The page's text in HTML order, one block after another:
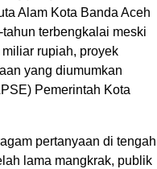
Alam Kota Banda Aceh
terbengkalai meski
rupiah, proyek
yang diumumkan
Pemerintah Kota
pertanyaan di tengah
lama mangkrak, publik